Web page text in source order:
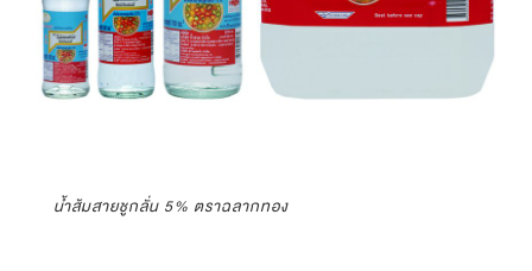
น้ำส้มสายชูกลั่น 5% ตราฉลากทอง